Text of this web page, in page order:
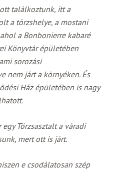
találkoztunk, itt a
a törzshelye, a mostani
a Bonbonierre kabaré
Könyvtár épületében
sorozási
nem járt a környéken. És
Ház épületében is nagy
egy Törzsasztalt a váradi
mert ott is járt.
e csodálatosan szép